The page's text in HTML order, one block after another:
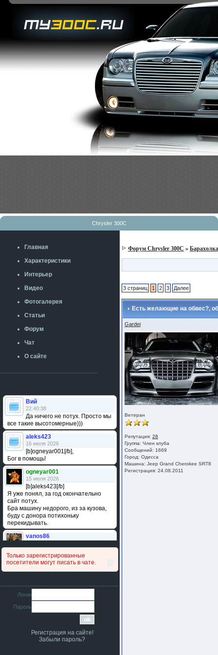
Chrysler 300C
Главная
Характеристики
Интерьер
Видео
Фотогалерея
Статьи
Форум
Чат
О сайте
Вий
22:40:38
Да ничего не потух. Просто мы
все такие высотомерные)))
aleks423
16 июля 2026
[b]ogneyar001[/b],
Бог в помощь!
ogneyar001
15 июля 2026
[b]aleks423[/b]
Я уже понял, за год окончательно
сайт потух.
Бра машину недорого, из за кузова,
буду с донора потихоньку
перекидывать.
vanos86
сравнивал подушку акпп бензиновой и
дизельной машины намера
4578063AG и 4578061AG? По фото
iMrCoffeeBLR4
11 июля 2026
[b]era124[/b],
Ага понял буду знать спасибо
era124
7 июля 2026
Только зарегистрированные
посетители могут писать в чате.
Логин
Пароль
Регистрация на сайте!
Забыли пароль?
Форум Chrysler 300C » Барахолка
3 страниц 1 2 3 Далее
Есть желающие на обвес?,
Gardei
Ветеран
Репутация: 28
Группа: Член клуба
Сообщений: 1669
Город: Одесса
Машина: Jeep Grand Cherokee SRT8
Регистрация: 24.08.2011